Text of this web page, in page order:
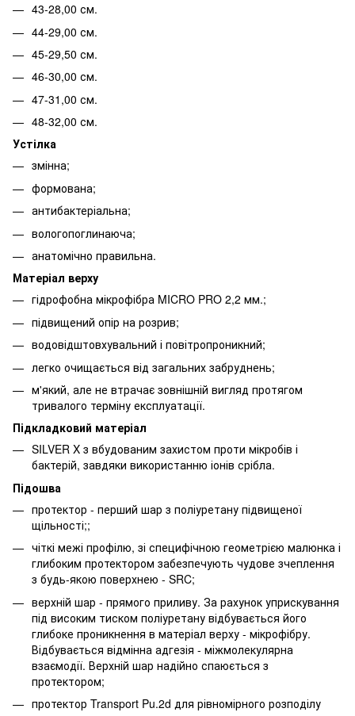
43-28,00 см.
44-29,00 см.
45-29,50 см.
46-30,00 см.
47-31,00 см.
48-32,00 см.
Устілка
змінна;
формована;
антибактеріальна;
вологопоглинаюча;
анатомічно правильна.
Матеріал верху
гідрофобна мікрофібра MICRO PRO 2,2 мм.;
підвищений опір на розрив;
водовідштовхувальний і повітропроникний;
легко очищається від загальних забруднень;
м'який, але не втрачає зовнішній вигляд протягом
тривалого терміну експлуатації.
Підкладковий матеріал
SILVER X з вбудованим захистом проти мікробів і
бактерій, завдяки використанню іонів срібла.
Підошва
протектор - перший шар з поліуретану підвищеної
щільності;;
чіткі межі профілю, зі специфічною геометрією малюнка і
глибоким протектором забезпечують чудове зчеплення
з будь-якою поверхнею - SRC;
верхній шар - прямого приливу. За рахунок уприскування
під високим тиском поліуретану відбувається його
глибоке проникнення в матеріал верху - мікрофібру.
Відбувається відмінна адгезія - міжмолекулярна
взаємодії. Верхній шар надійно спаюється з
протектором;
протектор Transport Pu.2d для рівномірного розподілу